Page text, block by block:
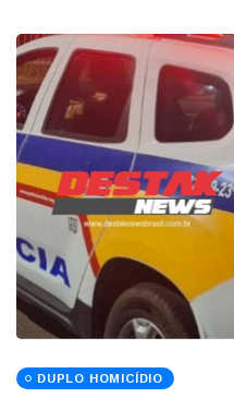
DUPLO HOMICÍDIO